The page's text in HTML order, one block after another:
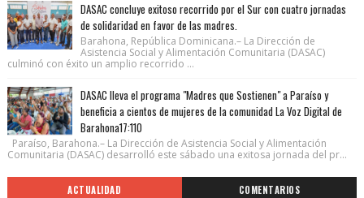
DASAC concluye exitoso recorrido por el Sur con cuatro jornadas
de solidaridad en favor de las madres.
Barahona, República Dominicana.– La Dirección de
Asistencia Social y Alimentación Comunitaria (DASAC)
culminó con éxito un amplio recorrido ...
DASAC lleva el programa "Madres que Sostienen" a Paraíso y
beneficia a cientos de mujeres de la comunidad La Voz Digital de
Barahona17:110
Paraíso, Barahona.– La Dirección de Asistencia Social y Alimentación
Comunitaria (DASAC) desarrolló este sábado una exitosa jornada del pr...
ACTUALIDAD COMENTARIOS